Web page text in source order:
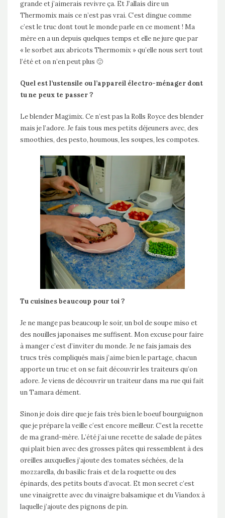
grande et j’aimerais revivre ça. Et J’allais dire un
Thermomix mais ce n’est pas vrai. C’est dingue comme
c’est le truc dont tout le monde parle en ce moment ! Ma
mère en a un depuis quelques temps et elle ne jure que par
« le sorbet aux abricots Thermomix » qu’elle nous sert tout
l’été et on n’en peut plus 🙂
Quel est l’ustensile ou l’appareil électro-ménager dont
tu ne peux te passer ?
Le blender Magimix. Ce n’est pas la Rolls Royce des blender
mais je l’adore. Je fais tous mes petits déjeuners avec, des
smoothies, des pesto, houmous, les soupes, les compotes.
Tu cuisines beaucoup pour toi ?
Je ne mange pas beaucoup le soir, un bol de soupe miso et
des nouilles japonaises me suffisent. Mon excuse pour faire
à manger c’est d’inviter du monde. Je ne fais jamais des
trucs très compliqués mais j’aime bien le partage, chacun
apporte un truc et on se fait découvrir les traiteurs qu’on
adore. Je viens de découvrir un traiteur dans ma rue qui fait
un Tamara dément.
Sinon je dois dire que je fais très bien le boeuf bourguignon
que je prépare la veille c’est encore meilleur. C’est la recette
de ma grand-mère. L’été j’ai une recette de salade de pâtes
qui plait bien avec des grosses pâtes qui ressemblent à des
oreilles auxquelles j’ajoute des tomates séchées, de la
mozzarella, du basilic frais et de la roquette ou des
épinards, des petits bouts d’avocat. Et mon secret c’est
une vinaigrette avec du vinaigre balsamique et du Viandox à
laquelle j’ajoute des pignons de pin.